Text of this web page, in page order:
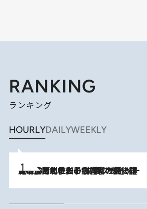
RANKING
ランキング
HOURLYDAILYWEEKLY
2026.8.3
《「文士の子ども被害者の会」発足！》阿川佐和子（72）が語る遠藤周作に北杜夫、劇作家・矢代静一の子どもたちの“文豪プライベート事件簿”